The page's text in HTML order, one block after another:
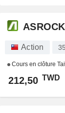
Action
Cours en clôture
212,50 TWD